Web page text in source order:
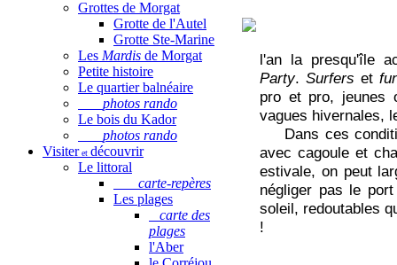
Grottes de Morgat
Grotte de l'Autel
Grotte Ste-Marine
Les Mardis de Morgat
Petite histoire
Le quartier balnéaire
photos rando
Le bois du Kador
photos rando
Visiteret découvrir
Le littoral
carte-repères
Les plages
carte des
plages
l'Aber
l'an la presqu'île
Party. Surfers et
pro et pro, jeunes
vagues hivernales,
Dans ces
avec cagoule et
estivale, on peut
négliger pas le
soleil, redoutables
!